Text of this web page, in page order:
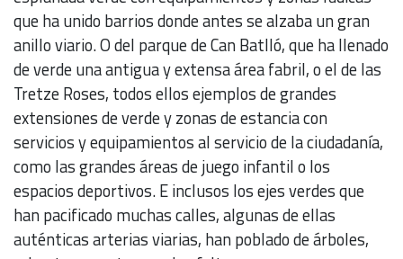
que ha unido barrios donde antes se alzaba un gran
anillo viario. O del parque de Can Batlló, que ha llenado
de verde una antigua y extensa área fabril, o el de las
Tretze Roses, todos ellos ejemplos de grandes
extensiones de verde y zonas de estancia con
servicios y equipamientos al servicio de la ciudadanía,
como las grandes áreas de juego infantil o los
espacios deportivos. E inclusos los ejes verdes que
han pacificado muchas calles, algunas de ellas
auténticas arterias viarias, han poblado de árboles,